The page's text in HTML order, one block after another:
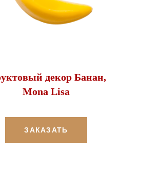
декор Банан,
Mona Lisa
ЗАКАЗАТЬ